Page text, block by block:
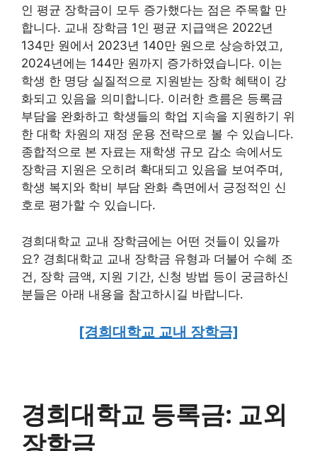
인 평균 장학금이 모두 증가했다는 점은 주목할 만
합니다. 교내 장학금 1인 평균 지급액은 2022년
134만 원에서 2023년 140만 원으로 상승하였고,
2024년에는 144만 원까지 증가하였습니다. 이는
학생 한 명당 실질적으로 지원받는 장학 혜택이 강
화되고 있음을 의미합니다. 이러한 흐름은 등록금
부담을 완화하고 학생들의 학업 지속을 지원하기 위
한 대학 차원의 재정 운용 전략으로 볼 수 있습니다.
종합적으로 본 자료는 재학생 규모 감소 속에서도
장학금 지원은 오히려 확대되고 있음을 보여주며,
학생 복지와 학비 부담 완화 측면에서 긍정적인 신
호로 평가할 수 있습니다.
경희대학교 교내 장학금에는 어떤 것들이 있을까
요? 경희대학교 교내 장학금 유형과 더불어 수혜 조
건, 장학 금액, 지원 기간, 신청 방법 등이 궁금하신
분들은 아래 내용을 참고하시길 바랍니다.
[경희대학교 교내 장학금]
경희대학교 등록금: 교외
장학금